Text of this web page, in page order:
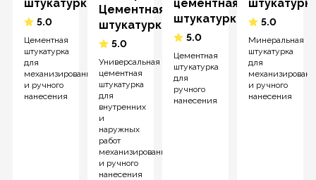
штукатурка
5.0
Цементная
штукатурка
для
механизированного
и ручного
нанесения
Цементная
штукатурка
5.0
Универсальная
цементная
штукатурка
для
внутренних
и
наружных
работ
механизированного
и ручного
нанесения
цементная
штукатурка
5.0
Цементная
штукатурка
для
ручного
нанесения
5.0
Минеральная
штукатурка
для
и ручного
нанесения